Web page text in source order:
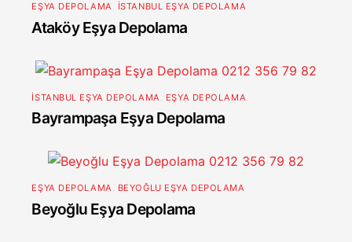
EŞYA DEPOLAMA İSTANBUL EŞYA DEPOLAMA
Ataköy Eşya Depolama
İSTANBUL EŞYA DEPOLAMA EŞYA DEPOLAMA
Bayrampaşa Eşya Depolama
EŞYA DEPOLAMA BEYOĞLU EŞYA DEPOLAMA
Beyoğlu Eşya Depolama